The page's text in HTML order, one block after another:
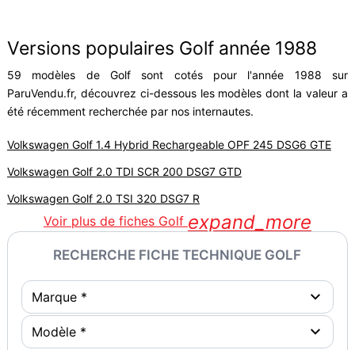
Versions populaires Golf année 1988
59 modèles de Golf sont cotés pour l'année 1988 sur
ParuVendu.fr, découvrez ci-dessous les modèles dont la valeur a
été récemment recherchée par nos internautes.
Volkswagen Golf 1.4 Hybrid Rechargeable OPF 245 DSG6 GTE
Volkswagen Golf 2.0 TDI SCR 200 DSG7 GTD
Volkswagen Golf 2.0 TSI 320 DSG7 R
Voir plus de fiches Golf expand_more
RECHERCHE FICHE TECHNIQUE GOLF